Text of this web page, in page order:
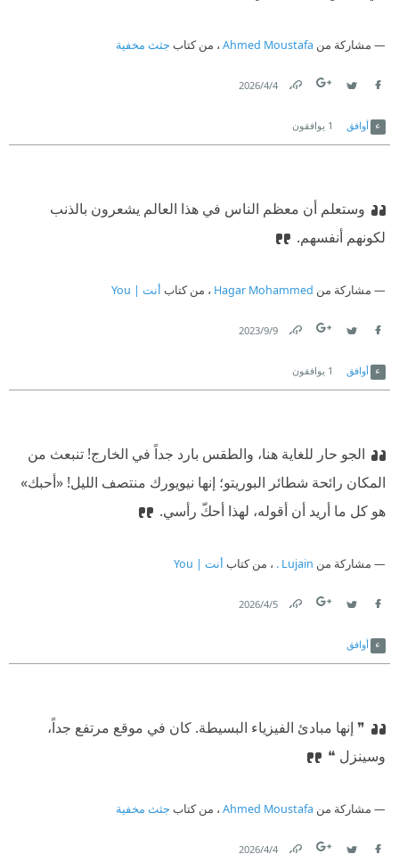
مشاركة من Ahmed Moustafa ، من كتاب جثث مخفية
4‏/4‏/2026
أوافق 1 يوافقون
وستعلم أن معظم الناس في هذا العالم يشعرون بالذنب
لكونهم أنفسهم.
مشاركة من Hagar Mohammed ، من كتاب أنت | You
9‏/9‏/2023
أوافق 1 يوافقون
الجو حار للغاية هنا، والطقس بارد جداً في الخارج! تنبعث من
المكان رائحة شطائر البوريتو؛ إنها نيويورك منتصف الليل! «أحبك»
هو كل ما أريد أن أقوله، لهذا أحكّ رأسي.
مشاركة من Lujain . ، من كتاب أنت | You
5‏/4‏/2026
أوافق
❞ إنها مبادئ الفيزياء البسيطة. كان في موقع مرتفع جداً،
وسينزل ❝
مشاركة من Ahmed Moustafa ، من كتاب جثث مخفية
4‏/4‏/2026